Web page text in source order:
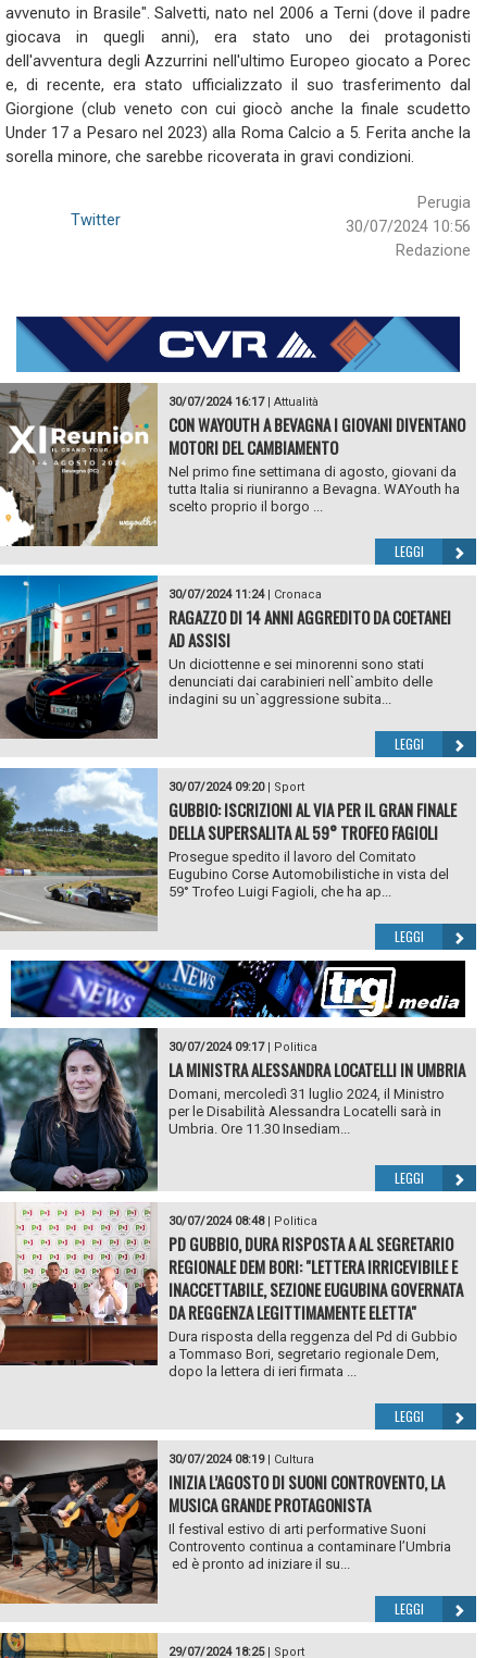
avvenuto in Brasile". Salvetti, nato nel 2006 a Terni (dove il padre
giocava in quegli anni), era stato uno dei protagonisti
dell'avventura degli Azzurrini nell'ultimo Europeo giocato a Porec
e, di recente, era stato ufficializzato il suo trasferimento dal
Giorgione (club veneto con cui giocò anche la finale scudetto
Under 17 a Pesaro nel 2023) alla Roma Calcio a 5. Ferita anche la
sorella minore, che sarebbe ricoverata in gravi condizioni.
Perugia
30/07/2024 10:56
Redazione
Twitter
30/07/2024 16:17| Attualità
CON WAYOUTH A BEVAGNA I GIOVANI DIVENTANO
MOTORI DEL CAMBIAMENTO
Nel primo fine settimana di agosto, giovani da
tutta Italia si riuniranno a Bevagna. WAYouth ha
scelto proprio il borgo ...
LEGGI
30/07/2024 11:24| Cronaca
RAGAZZO DI 14 ANNI AGGREDITO DA COETANEI
AD ASSISI
Un diciottenne e sei minorenni sono stati
denunciati dai carabinieri nell`ambito delle
indagini su un`aggressione subita...
LEGGI
30/07/2024 09:20| Sport
GUBBIO: ISCRIZIONI AL VIA PER IL GRAN FINALE
DELLA SUPERSALITA AL 59° TROFEO FAGIOLI
Prosegue spedito il lavoro del Comitato
Eugubino Corse Automobilistiche in vista del
59° Trofeo Luigi Fagioli, che ha ap...
LEGGI
30/07/2024 09:17| Politica
LA MINISTRA ALESSANDRA LOCATELLI IN UMBRIA
Domani, mercoledì 31 luglio 2024, il Ministro
per le Disabilità Alessandra Locatelli sarà in
Umbria. Ore 11.30 Insediam...
LEGGI
30/07/2024 08:48| Politica
PD GUBBIO, DURA RISPOSTA A AL SEGRETARIO
REGIONALE DEM BORI: "LETTERA IRRICEVIBILE E
INACCETTABILE, SEZIONE EUGUBINA GOVERNATA
DA REGGENZA LEGITTIMAMENTE ELETTA"
Dura risposta della reggenza del Pd di Gubbio
a Tommaso Bori, segretario regionale Dem,
dopo la lettera di ieri firmata ...
LEGGI
30/07/2024 08:19| Cultura
INIZIA L’AGOSTO DI SUONI CONTROVENTO, LA
MUSICA GRANDE PROTAGONISTA
Il festival estivo di arti performative Suoni
Controvento continua a contaminare l’Umbria
ed è pronto ad iniziare il su...
LEGGI
29/07/2024 18:25| Sport